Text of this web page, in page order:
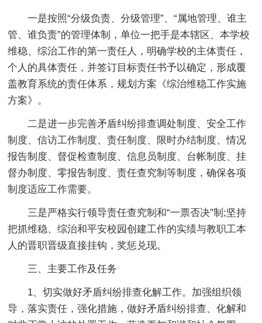
一是按照“分级负责、分级管理”、“属地管理、谁主
管、谁负责”的管理体制，单位一把手是本辖区、本学校
维稳、综治工作的第一责任人，明确学校的主体责任，
个人的具体责任，并签订目标责任书予以确定，形成覆
盖教育系统的责任体系，规划方案《综治维稳工作实施
方案》。
二是进一步完善矛盾纠纷排查调处制度、安全工作
制度、信访工作制度、责任制度、限时办结制度、情况
报告制度、督促检查制度、信息员制度、台帐制度、挂
督办制度、零报告制度、责任查究制等制度，确保各项
制度适应工作需要。
三是严格实行领导责任查究制和“一票否决”制;坚持
把抓维稳、综治和平安校园创建工作的实绩与教职工本
人的晋职晋级直接挂钩，奖惩兑现。
三、主要工作及任务
1、切实做好矛盾纠纷排查化解工作。加强组织领
导，落实责任，强化措施，做好矛盾纠纷排查、化解和